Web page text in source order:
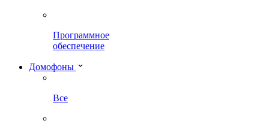
Программное
обеспечение
Домофоны
Все